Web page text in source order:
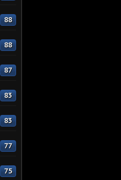
88
88
87
83
83
77
75